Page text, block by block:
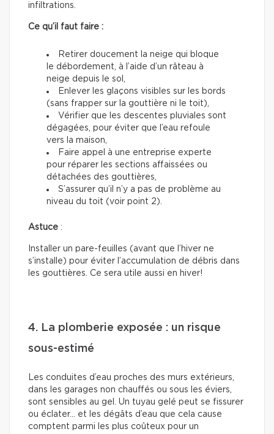
infiltrations.
Ce qu’il faut faire :
Retirer doucement la neige qui bloque
le débordement, à l’aide d’un râteau à
neige depuis le sol,
Enlever les glaçons visibles sur les bords
(sans frapper sur la gouttière ni le toit),
Vérifier que les descentes pluviales sont
dégagées, pour éviter que l’eau refoule
vers la maison,
Faire appel à une entreprise experte
pour réparer les sections affaissées ou
détachées des gouttières,
S’assurer qu’il n’y a pas de problème au
niveau du toit (voir point 2).
Astuce :
Installer un pare-feuilles (avant que l’hiver ne
s’installe) pour éviter l’accumulation de débris dans
les gouttières. Ce sera utile aussi en hiver!
4. La plomberie exposée : un risque
sous-estimé
Les conduites d’eau proches des murs extérieurs,
dans les garages non chauffés ou sous les éviers,
sont sensibles au gel. Un tuyau gelé peut se fissurer
ou éclater… et les dégâts d’eau que cela cause
comptent parmi les plus coûteux pour un